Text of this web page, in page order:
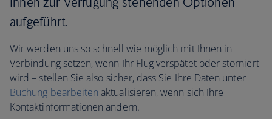
aufgeführt.
Wir werden uns so schnell wie möglich mit Ihnen in
Verbindung setzen, wenn Ihr Flug verspätet oder storniert
wird – stellen Sie also sicher, dass Sie Ihre Daten unter
Buchung bearbeiten aktualisieren, wenn sich Ihre
Kontaktinformationen ändern.